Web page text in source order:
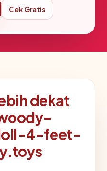
Cek Gratis
dekat
4-feet-